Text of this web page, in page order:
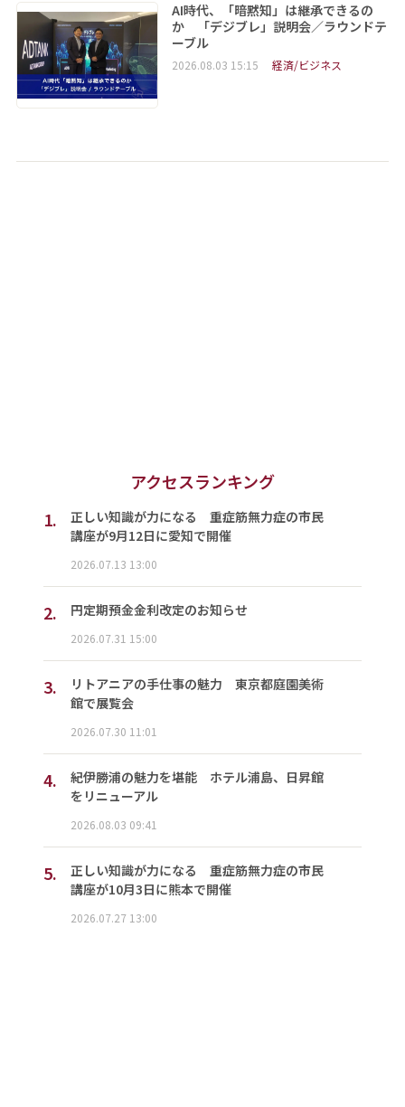
AI時代、「暗黙知」は継承できるの
か 「デジブレ」説明会／ラウンドテ
ーブル
2026.08.03 15:15 経済/ビジネス
アクセスランキング
1.
正しい知識が力になる 重症筋無力症の市民
講座が9月12日に愛知で開催
2026.07.13 13:00
2. 円定期預金金利改定のお知らせ
2026.07.31 15:00
3.
リトアニアの手仕事の魅力 東京都庭園美術
館で展覧会
2026.07.30 11:01
4.
紀伊勝浦の魅力を堪能 ホテル浦島、日昇館
をリニューアル
2026.08.03 09:41
5.
正しい知識が力になる 重症筋無力症の市民
講座が10月3日に熊本で開催
2026.07.27 13:00